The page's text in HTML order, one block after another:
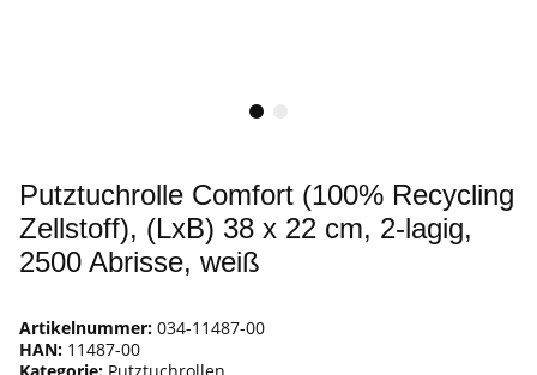
Putztuchrolle Comfort (100% Recycling
Zellstoff), (LxB) 38 x 22 cm, 2-lagig,
2500 Abrisse, weiß
Artikelnummer: 034-11487-00
HAN: 11487-00